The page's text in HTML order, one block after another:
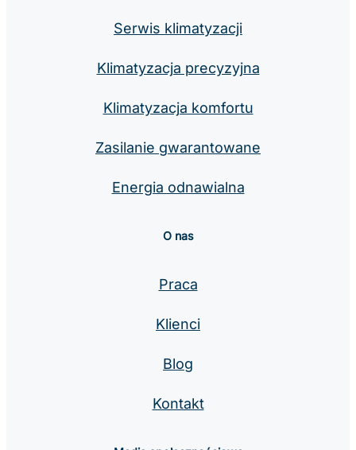
Serwis klimatyzacji
Klimatyzacja precyzyjna
Klimatyzacja komfortu
Zasilanie gwarantowane
Energia odnawialna
O nas
Praca
Klienci
Blog
Kontakt